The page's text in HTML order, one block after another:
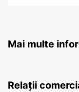
Mai multe
Relații